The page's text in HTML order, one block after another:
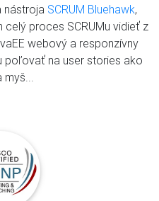
nástroja SCRUM Bluehawk,
celý proces SCRUMu vidieť z
webový a responzívny
poľovať na user stories ako